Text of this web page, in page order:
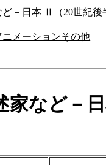
ど－日本 Ⅱ（20世紀後
ニメーションその他
家など－